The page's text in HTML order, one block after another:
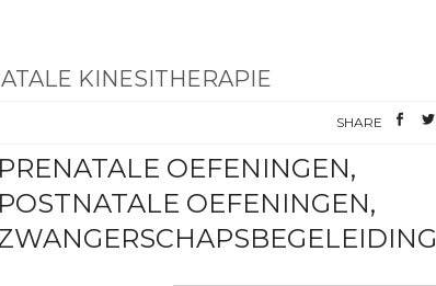
KINESITHERAPIE
SHARE
PRENATALE OEFENINGEN,
POSTNATALE OEFENINGEN,